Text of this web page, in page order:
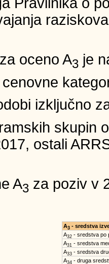
oceno A3 je
izključno
skupin
ostali
A3 za poziv v
A3- sredstva
A32- sredstva po
A31 - sredstva
A33- sredstva
A34 - druga